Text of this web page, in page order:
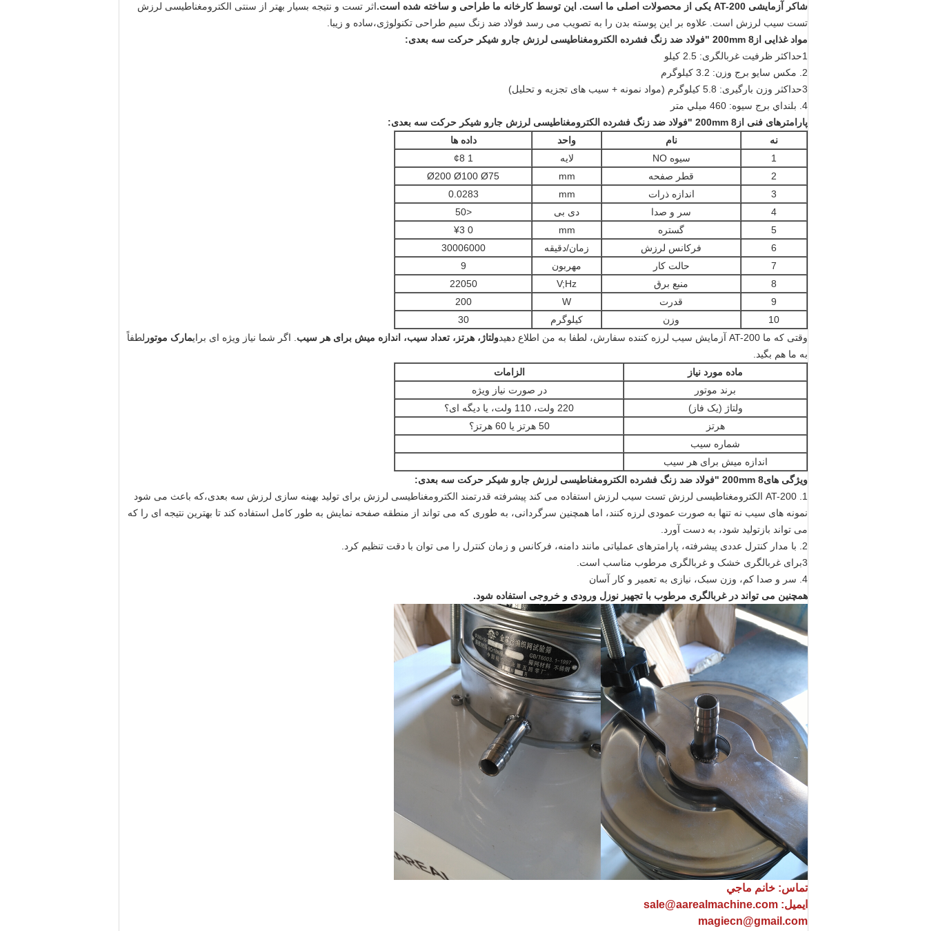
شاکر آزمایشی AT-200 یکی از محصولات اصلی ما است. این توسط کارخانه ما طراحی و ساخته شده است.
اثر تست و نتیجه بسیار بهتر از سنتی الکترومغناطیسی لرزش
تست سیب لرزش است. علاوه بر این پوسته بدن را به تصویب می رسد فولاد ضد زنگ سیم طراحی تکنولوژی،ساده و زيبا.
مواد غذایی از 200mm 8 "فولاد ضد زنگ فشرده الکترومغناطیسی لرزش جارو شیکر حرکت سه بعدی
:
1حداکثر ظرفیت غربالگری: 2.5 کیلو
2. مکس سایو برج وزن: 3.2 کیلوگرم
3حداکثر وزن بارگیری: 5.8 کیلوگرم (مواد نمونه + سیب های تجزیه و تحلیل)
4. بلنداي برج سيوه: 460 ميلي متر
پارامترهای فنی از 200mm 8 "فولاد ضد زنگ فشرده الکترومغناطیسی لرزش جارو شیکر حرکت سه بعدی
:
نه
نام واحد
داده ها
1
سيوه NO لایه
1 ¢8
2
قطر صفحه mm
Ø200 Ø100 Ø75
3
اندازه ذرات mm
0.0283
4
سر و صدا دی بی
<50
5
گستره mm
0 ¥3
6
فرکانس لرزش زمان/دقیقه
30006000
7
حالت کار مهربون
9
8
منبع برق V;Hz
22050
9
قدرت W
200
10
وزن کیلوگرم
30
وقتی که ما AT-200 آزمایش سیب لرزه کننده سفارش، لطفا به من اطلاع دهید
ولتاژ، هرتز، تعداد سیب، اندازه میش برای هر سیب . اگر شما نیاز ویژه ای برایمارک موتور لطفاً
به ما هم بگيد.
ماده مورد نیاز
الزامات
برند موتور
در صورت نیاز ویژه
ولتاژ (یک فاز)
220 ولت، 110 ولت، یا دیگه ای؟
هرتز
50 هرتز یا 60 هرتز؟
شماره سیب
اندازه میش برای هر سیب
ویژگی های200mm 8 "فولاد ضد زنگ فشرده الکترومغناطیسی لرزش جارو شیکر حرکت سه بعدی
:
1. AT-200 الکترومغناطیسی لرزش تست سیب لرزش استفاده می کند پیشرفته قدرتمند الکترومغناطیسی لرزش برای تولید بهینه سازی لرزش سه بعدی،که باعث می شود
نمونه های سیب نه تنها به صورت عمودی لرزه کنند، اما همچنین سرگردانی، به طوری که می تواند از منطقه صفحه نمایش به طور کامل استفاده کند تا بهترین نتیجه ای را که
می تواند بازتولید شود، به دست آورد.
2. با مدار کنترل عددی پیشرفته، پارامترهای عملیاتی مانند دامنه، فرکانس و زمان کنترل را می توان با دقت تنظیم کرد.
3برای غربالگری خشک و غربالگری مرطوب مناسب است.
4. سر و صدا کم، وزن سبک، نیازی به تعمیر و کار آسان
همچنین می تواند در غربالگری مرطوب با تجهیز نوزل ورودی و خروجی استفاده شود.
تماس: خانم ماجي
ایمیل: sale@aarealmachine.com
magiecn@gmail.com